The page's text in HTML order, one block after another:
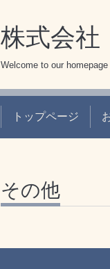
株式会
Welcome to our homepage
トップページ
その他